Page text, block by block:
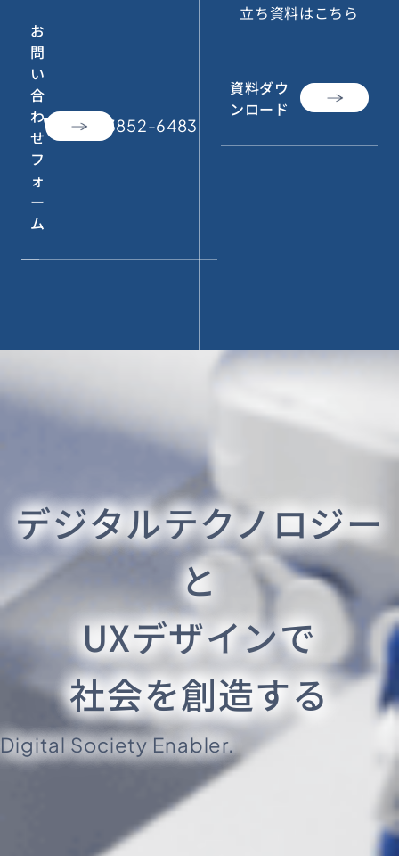
お
問
い
合
わ
せ
フ
ォ
ー
ム
call 050-3852-6483
立ち資料はこちら
資料ダウ
ンロード
デジタルテクノロジー
と
UXデザインで
社会を創造する
Digital Society Enabler.